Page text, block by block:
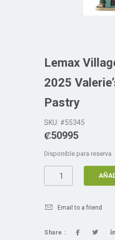
Lemax
2025
Pastry
SKU: #55345
₡50995
Disponible para reserva
Email to a friend
Share :